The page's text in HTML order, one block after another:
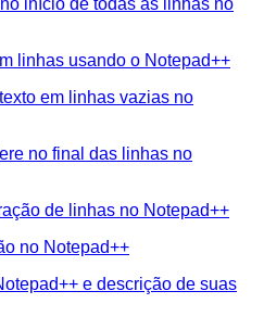
linhas usando o Notepad++
em linhas vazias no
no final das linhas no
de linhas no Notepad++
no Notepad++
e descrição de suas